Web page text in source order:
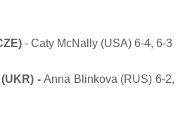
- Caty McNally (USA) 6-4, 6-3
- Anna Blinkova (RUS) 6-2,